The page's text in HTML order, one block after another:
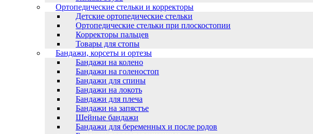
Ортопедические стельки и корректоры
Детские ортопедические стельки
Ортопедические стельки при плоскостопии
Корректоры пальцев
Товары для стопы
Бандажи, корсеты и ортезы
Бандажи на колено
Бандажи на голеностоп
Бандажи для спины
Бандажи на локоть
Бандажи для плеча
Бандажи на запястъе
Шейные бандажи
Бандажи для беременных и после родов